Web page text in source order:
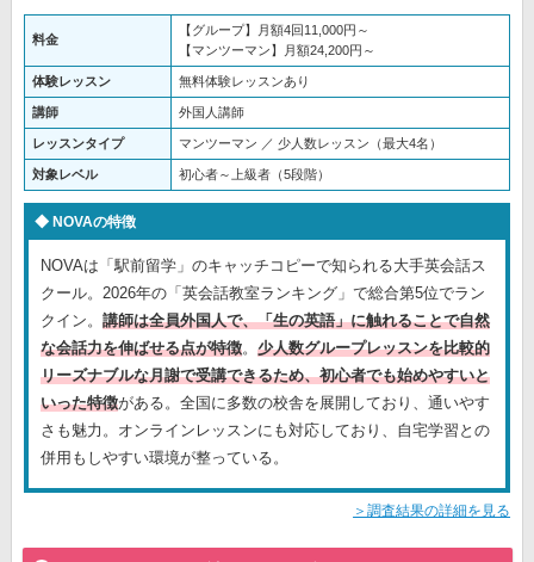
料金
【グループ】月額4回11,000円～
【マンツーマン】月額24,200円～
体験レッスン 無料体験レッスンあり
講師 外国人講師
レッスンタイプ マンツーマン ／ 少人数レッスン（最大4名）
対象レベル 初心者～上級者（5段階）
NOVAの特徴
NOVAは「駅前留学」のキャッチコピーで知られる大手英会話ス
クール。2026年の「英会話教室ランキング」で総合第5位でラン
クイン。 講師は全員外国人で、「生の英語」に触れることで自然
な会話力を伸ばせる点が特徴。 少人数グループレッスンを比較的
リーズナブルな月謝で受講できるため、初心者でも始めやすいと
いった特徴がある。全国に多数の校舎を展開しており、通いやす
さも魅力。オンラインレッスンにも対応しており、自宅学習との
併用もしやすい環境が整っている。
＞調査結果の詳細を見る